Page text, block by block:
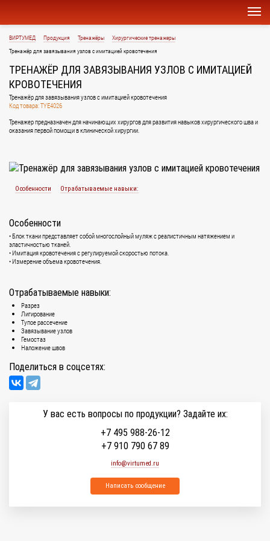
ВИРТУМЕД Продукция Тренажёры
Хирургические тренажеры
Тренажёр для завязывания узлов с имитацией кровотечения
ТРЕНАЖЁР ДЛЯ ЗАВЯЗЫВАНИЯ УЗЛОВ С ИМИТАЦИЕЙ
КРОВОТЕЧЕНИЯ
Тренажёр для завязывания узлов с имитацией кровотечения
Код товара: TYE4026
Тренажер предназначен для начинающих хирургов для развития навыков хирургического шва и
оказания первой помощи в клинической хирургии.
Особенности Отрабатываемые навыки:
Особенности
• Блок ткани представляет собой многослойный муляж с реалистичным натяжением и
эластичностью тканей.
• Имитация кровотечения с регулируемой скоростью потока.
• Измерение объема кровотечения.
Отрабатываемые навыки:
Разрез
Лигирование
Тупое рассечение
Завязывание узлов
Гемостаз
Наложение швов
Поделиться в соцсетях:
У вас есть вопросы по продукции? Задайте их:
+7 495 988-26-12
+7 910 790 67 89
info@virtumed.ru
Написать сообщение